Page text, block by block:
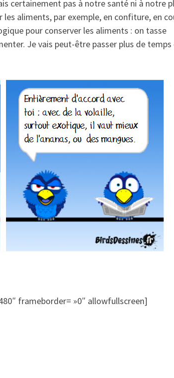
certainement pas à notre santé ni à notre
aliments, par exemple, en confiture, en
pour conserver les aliments : on tasse
Je vais peut-être passer plus de temps
frameborder= »0″ allowfullscreen]